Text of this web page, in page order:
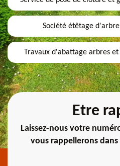
Société étêtage
Travaux d'abattage arbres
Etre
Laissez-nous votre
vous rappellerons dans